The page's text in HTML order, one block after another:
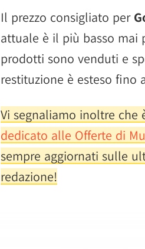
Il prezzo consigliato per
attuale è il più basso mai
prodotti sono venduti e
restituzione è esteso fino
Vi segnaliamo inoltre che
dedicato alle Offerte di
sempre aggiornati sulle
redazione!